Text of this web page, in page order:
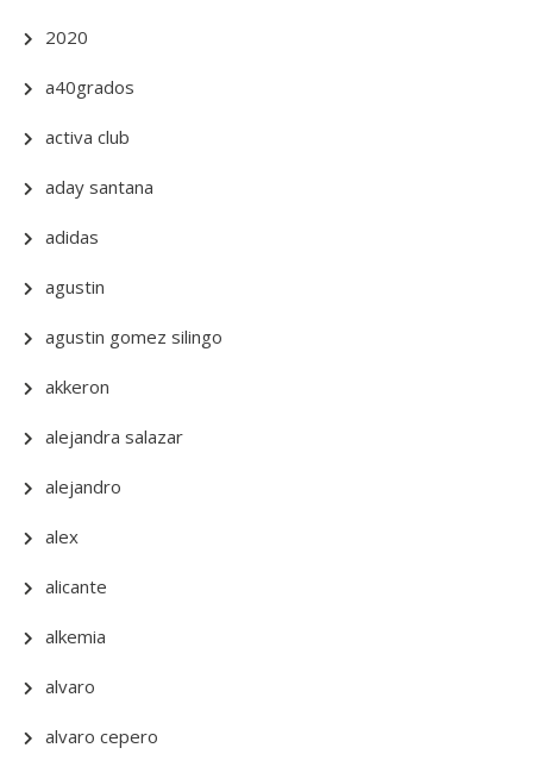
2020
a40grados
activa club
aday santana
adidas
agustin
agustin gomez silingo
akkeron
alejandra salazar
alejandro
alex
alicante
alkemia
alvaro
alvaro cepero